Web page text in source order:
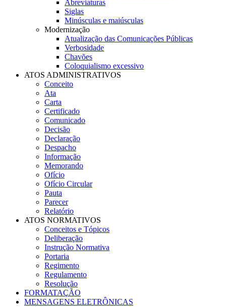
Abreviaturas
Siglas
Minúsculas e maiúsculas
Modernização
Atualização das Comunicações Públicas
Verbosidade
Chavões
Coloquialismo excessivo
ATOS ADMINISTRATIVOS
Conceito
Ata
Carta
Certificado
Comunicado
Decisão
Declaração
Despacho
Informação
Memorando
Ofício
Ofício Circular
Pauta
Parecer
Relatório
ATOS NORMATIVOS
Conceitos e Tópicos
Deliberação
Instrução Normativa
Portaria
Regimento
Regulamento
Resolução
FORMATAÇÃO
MENSAGENS ELETRÔNICAS